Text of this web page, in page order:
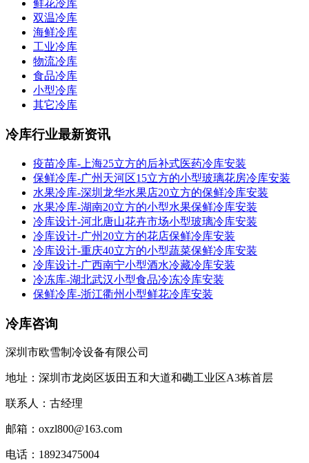
鲜花冷库
双温冷库
海鲜冷库
工业冷库
物流冷库
食品冷库
小型冷库
其它冷库
冷库行业最新资讯
疫苗冷库-上海25立方的后补式医药冷库安装
保鲜冷库-广州天河区15立方的小型玻璃花房冷库安装
水果冷库-深圳龙华水果店20立方的保鲜冷库安装
水果冷库-湖南20立方的小型水果保鲜冷库安装
冷库设计-河北唐山花卉市场小型玻璃冷库安装
冷库设计-广州20立方的花店保鲜冷库安装
冷库设计-重庆40立方的小型蔬菜保鲜冷库安装
冷库设计-广西南宁小型酒水冷藏冷库安装
冷冻库-湖北武汉小型食品冷冻冷库安装
保鲜冷库-浙江衢州小型鲜花冷库安装
冷库咨询
深圳市欧雪制冷设备有限公司
地址：深圳市龙岗区坂田五和大道和磡工业区A3栋首层
联系人：古经理
邮箱：oxzl800@163.com
电话：18923475004